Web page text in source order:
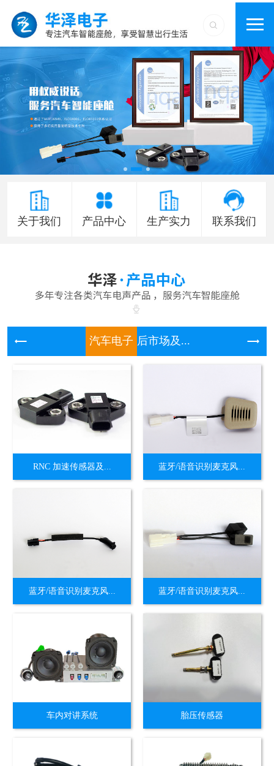
关于我们 产品中心 生产实力 联系我们
汽车电子 后市场及...
RNC 加速传感器及... 蓝牙/语音识别麦克风...
蓝牙/语音识别麦克风... 蓝牙/语音识别麦克风...
车内对讲系统 胎压传感器